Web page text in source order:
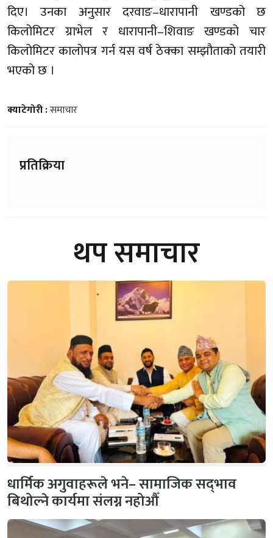
दिए। उनका अनुसार दरवाङ–धारापानी खण्डको छ
किलोमिटर ग्राभेल र धारापानी–शिवाङ खण्डको चार
किलोमिटर कालोपत्र गर्न यस वर्ष ठेक्का सम्झौताको तयारी
भएको छ ।
क्याटेगोरी :समाचार
प्रतिक्रिया
थप समाचार
धार्मिक अगुवाहरूले भने– सामाजिक सद्‌भाव
बिथोल्ने कार्यमा संलग्न नहोऔँ